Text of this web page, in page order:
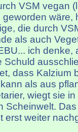
VSM vegan
wäre,
die durch
als auch
ich denke,
Schuld
dass Kalzium
als aus
wiegt sie
Scheinwelt.
erst weiter